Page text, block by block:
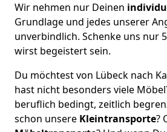
Wir nehmen nur Deinen
Grundlage und jedes unserer
unverbindlich. Schenke uns nur 5
wirst begeistert sein.
Du möchtest von Lübeck nach
hast nicht besonders viele
beruflich bedingt, zeitlich
schon unsere Kleintransporte?